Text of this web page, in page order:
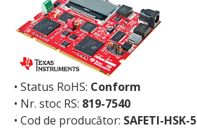
• Status RoHS: Conform
• Nr. stoc RS: 819-7540
• Cod de producător: SAFETI-HSK-